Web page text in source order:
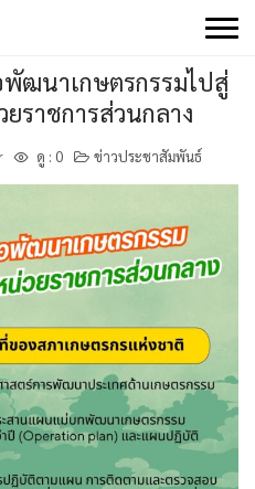
ฒนาเกษตรกรรมไปสู่
ราชการส่วนกลาง
ดู : 0 ข่าวประชาสัมพันธ์